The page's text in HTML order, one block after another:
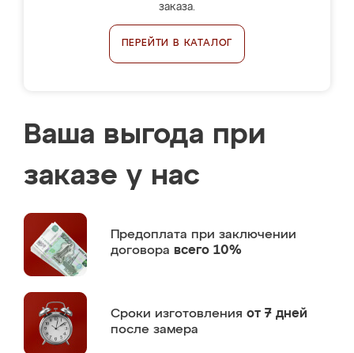
заказа.
ПЕРЕЙТИ В КАТАЛОГ
Ваша выгода при
заказе у нас
Предоплата при заключении
договора всего 10%
Сроки изготовления от 7 дней
после замера